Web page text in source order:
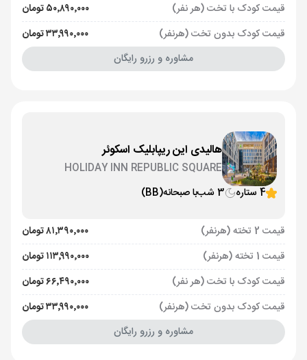
قیمت کودک با تخت (هر نفر)
۵۰٬۸۹۰٬۰۰۰ تومان
قیمت کودک بدون تخت (هرنفر)
۳۳٬۹۹۰٬۰۰۰ تومان
مشاوره و رزرو رایگان
هالیدی این ریپابلیک اسکوئر
HOLIDAY INN REPUBLIC SQUARE
4 ستاره
3 شب با صبحانه(BB)
قیمت 2 تخته (هرنفر)
۸۱٬۳۹۰٬۰۰۰ تومان
قیمت 1 تخته (هرنفر)
۱۱۳٬۹۹۰٬۰۰۰ تومان
قیمت کودک با تخت (هر نفر)
۶۶٬۴۹۰٬۰۰۰ تومان
قیمت کودک بدون تخت (هرنفر)
۳۳٬۹۹۰٬۰۰۰ تومان
مشاوره و رزرو رایگان